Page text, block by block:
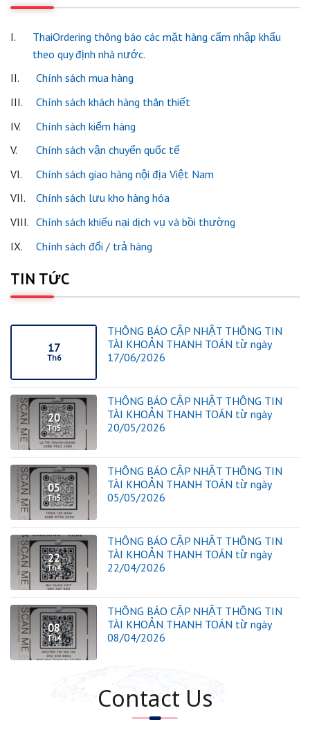
I.
ThaiOrdering thông báo các mặt hàng cấm nhập khẩu
theo quy định nhà nước.
II.
Chính sách mua hàng
III.
Chính sách khách hàng thân thiết
IV.
Chính sách kiểm hàng
V.
Chính sách vận chuyển quốc tế
VI.
Chính sách giao hàng nội địa Việt Nam
VII.
Chính sách lưu kho hàng hóa
VIII. Chính sách khiếu nại dịch vụ và bồi thường
IX.
Chính sách đổi / trả hàng
TIN TỨC
17
Th6
THÔNG BÁO CẬP NHẬT THÔNG TIN
TÀI KHOẢN THANH TOÁN từ ngày
17/06/2026
20
Th5
THÔNG BÁO CẬP NHẬT THÔNG TIN
TÀI KHOẢN THANH TOÁN từ ngày
20/05/2026
05
Th5
THÔNG BÁO CẬP NHẬT THÔNG TIN
TÀI KHOẢN THANH TOÁN từ ngày
05/05/2026
22
Th4
THÔNG BÁO CẬP NHẬT THÔNG TIN
TÀI KHOẢN THANH TOÁN từ ngày
22/04/2026
08
Th4
THÔNG BÁO CẬP NHẬT THÔNG TIN
TÀI KHOẢN THANH TOÁN từ ngày
08/04/2026
Contact Us